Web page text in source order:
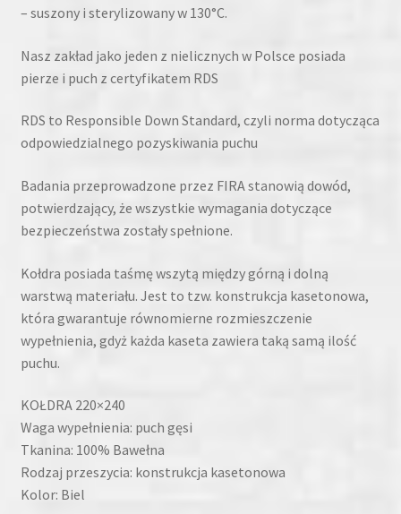
– suszony i sterylizowany w 130°C.
Nasz zakład jako jeden z nielicznych w Polsce posiada
pierze i puch z certyfikatem RDS
RDS to Responsible Down Standard, czyli norma dotycząca
odpowiedzialnego pozyskiwania puchu
Badania przeprowadzone przez FIRA stanowią dowód,
potwierdzający, że wszystkie wymagania dotyczące
bezpieczeństwa zostały spełnione.
Kołdra posiada taśmę wszytą między górną i dolną
warstwą materiału. Jest to tzw. konstrukcja kasetonowa,
która gwarantuje równomierne rozmieszczenie
wypełnienia, gdyż każda kaseta zawiera taką samą ilość
puchu.
KOŁDRA 220×240
Waga wypełnienia: puch gęsi
Tkanina: 100% Bawełna
Rodzaj przeszycia: konstrukcja kasetonowa
Kolor: Biel